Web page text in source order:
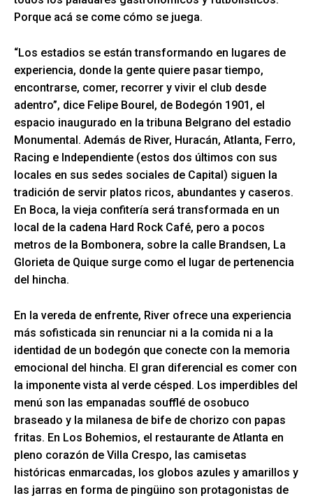
Porque acá se come cómo se juega.
“Los estadios se están transformando en lugares de
experiencia, donde la gente quiere pasar tiempo,
encontrarse, comer, recorrer y vivir el club desde
adentro”, dice Felipe Bourel, de Bodegón 1901, el
espacio inaugurado en la tribuna Belgrano del estadio
Monumental. Además de River, Huracán, Atlanta, Ferro,
Racing e Independiente (estos dos últimos con sus
locales en sus sedes sociales de Capital) siguen la
tradición de servir platos ricos, abundantes y caseros.
En Boca, la vieja confitería será transformada en un
local de la cadena Hard Rock Café, pero a pocos
metros de la Bombonera, sobre la calle Brandsen, La
Glorieta de Quique surge como el lugar de pertenencia
del hincha.
En la vereda de enfrente, River ofrece una experiencia
más sofisticada sin renunciar ni a la comida ni a la
identidad de un bodegón que conecte con la memoria
emocional del hincha. El gran diferencial es comer con
la imponente vista al verde césped. Los imperdibles del
menú son las empanadas soufflé de osobuco
braseado y la milanesa de bife de chorizo con papas
fritas. En Los Bohemios, el restaurante de Atlanta en
pleno corazón de Villa Crespo, las camisetas
históricas enmarcadas, los globos azules y amarillos y
las jarras en forma de pingüino son protagonistas de